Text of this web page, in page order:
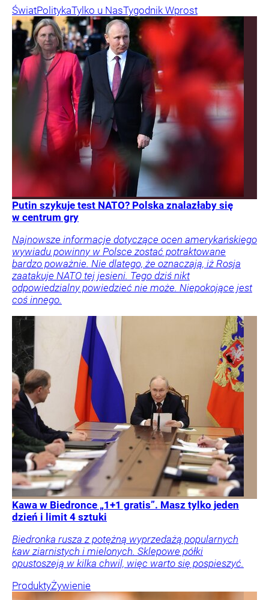
ŚwiatPolitykaTylko u NasTygodnik Wprost
Putin szykuje test NATO? Polska znalazłaby się
w centrum gry
Najnowsze informacje dotyczące ocen amerykańskiego
wywiadu powinny w Polsce zostać potraktowane
bardzo poważnie. Nie dlatego, że oznaczają, iż Rosja
zaatakuje NATO tej jesieni. Tego dziś nikt
odpowiedzialny powiedzieć nie może. Niepokojące jest
coś innego.
Kawa w Biedronce „1+1 gratis”. Masz tylko jeden
dzień i limit 4 sztuki
Biedronka rusza z potężną wyprzedażą popularnych
kaw ziarnistych i mielonych. Sklepowe półki
opustoszeją w kilka chwil, więc warto się pospieszyć.
ProduktyŻywienie